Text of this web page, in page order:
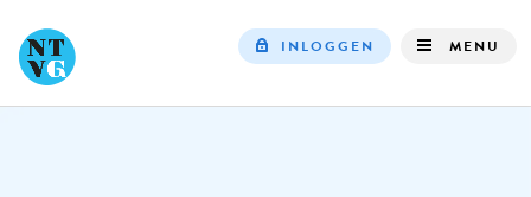
INLOGGEN MENU